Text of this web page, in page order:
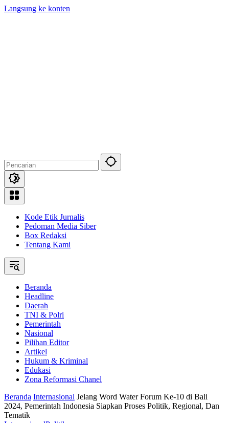
Langsung ke konten
Kode Etik Jurnalis
Pedoman Media Siber
Box Redaksi
Tentang Kami
Beranda
Headline
Daerah
TNI & Polri
Pemerintah
Nasional
Pilihan Editor
Artikel
Hukum & Kriminal
Edukasi
Zona Reformasi Chanel
Beranda Internasional Jelang Word Water Forum Ke-10 di Bali
2024, Pemerintah Indonesia Siapkan Proses Politik, Regional, Dan
Tematik